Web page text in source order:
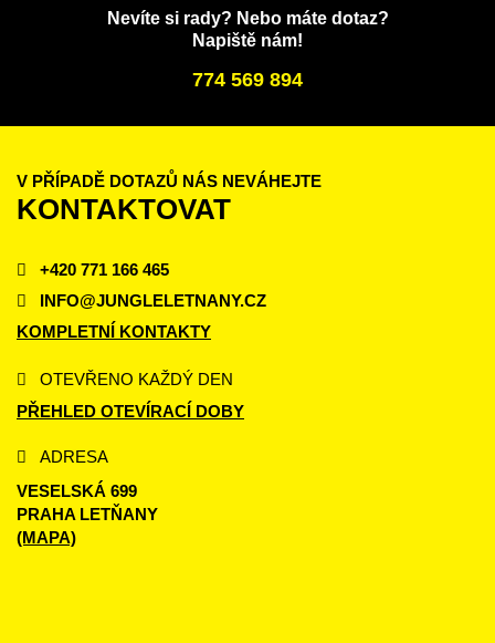
Nevíte si rady? Nebo máte dotaz?
Napiště nám!
774 569 894
V PŘÍPADĚ DOTAZŮ NÁS NEVÁHEJTE
KONTAKTOVAT
+420 771 166 465
INFO@JUNGLELETNANY.CZ
KOMPLETNÍ KONTAKTY
OTEVŘENO KAŽDÝ DEN
PŘEHLED OTEVÍRACÍ DOBY
ADRESA
VESELSKÁ 699
PRAHA LETŇANY
(MAPA)